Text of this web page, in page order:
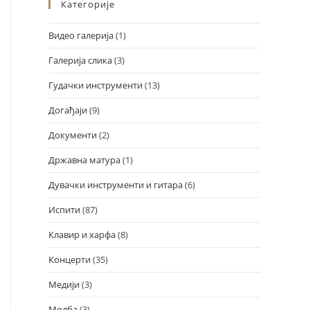
Категорије
Видео галерија(1)
Галерија слика(3)
Гудачки инструменти(13)
Догађаји(9)
Документи(2)
Државна матура(1)
Дувачки инструменти и гитара(6)
Испити(87)
Клавир и харфа(8)
Концерти(35)
Медији(3)
Design by Marko Đorđević